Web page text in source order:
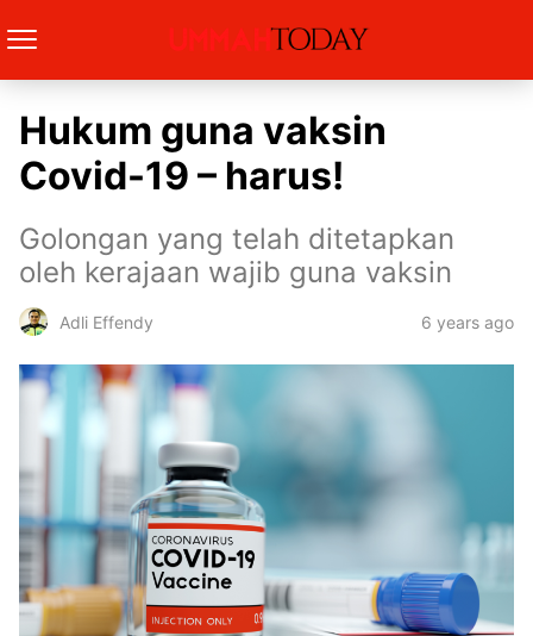
Hukum guna vaksin
Covid-19 – harus!
Golongan yang telah ditetapkan
oleh kerajaan wajib guna vaksin
Adli Effendy 6 years ago